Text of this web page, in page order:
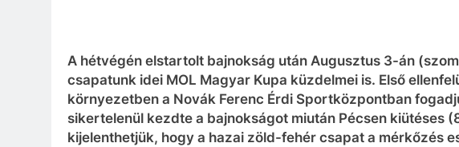
A hétvégén elstartolt bajnokság után Augusztus 3-án
csapatunk idei MOL Magyar Kupa küzdelmei is. Első
környezetben a Novák Ferenc Érdi Sportközpontban
sikertelenül kezdte a bajnokságot miután Pécsen kiütéses
kijelenthetjük, hogy a hazai zöld-fehér csapat a mérkőzés